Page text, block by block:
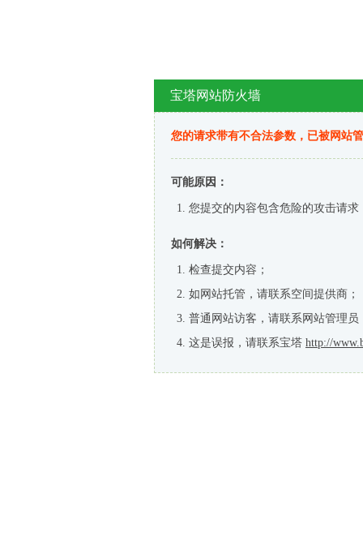
宝塔网站防火墙
您的请求带有不合法参数，已被网站
可能原因：
您提交的内容包含危险的攻击请求
如何解决：
检查提交内容；
如网站托管，请联系空间提供商；
普通网站访客，请联系网站管理员
这是误报，请联系宝塔 http://